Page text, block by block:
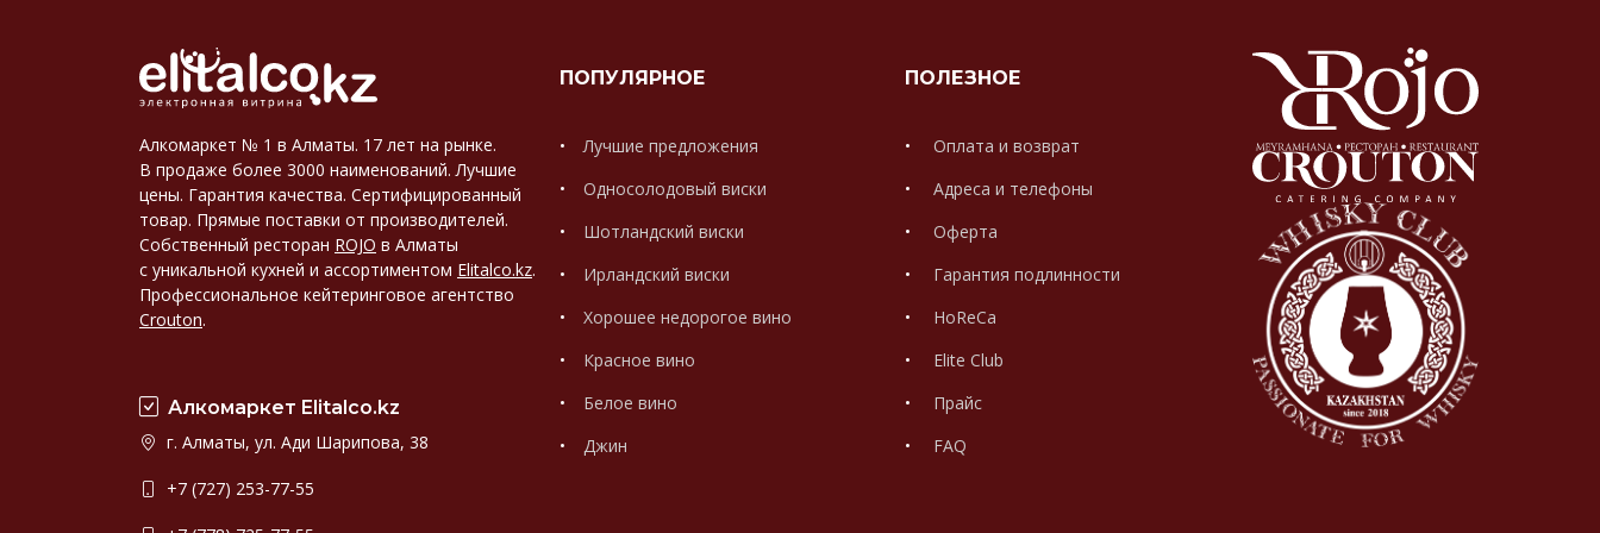
Алкомаркет № 1 в Алматы. 17 лет на рынке.
В продаже более 3000 наименований. Лучшие
цены. Гарантия качества. Сертифицированный
товар. Прямые поставки от производителей.
Собственный ресторан ROJO в Алматы
с уникальной кухней и ассортиментом Elitalco.kz.
Профессиональное кейтеринговое агентство
Crouton.
Алкомаркет Elitalco.kz
г. Алматы, ул. Ади Шарипова, 38
+7 (727) 253-77-55
ПОПУЛЯРНОЕ
Лучшие предложения
Односолодовый виски
Шотландский виски
Ирландский виски
Хорошее недорогое вино
Красное вино
Белое вино
Джин
ПОЛЕЗНОЕ
Оплата и возврат
Адреса и телефоны
Оферта
Гарантия подлинности
HoReCa
Elite Club
Прайс
FAQ